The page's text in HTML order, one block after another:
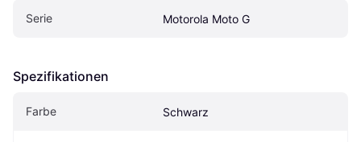
Serie Motorola Moto G
Spezifikationen
Farbe Schwarz